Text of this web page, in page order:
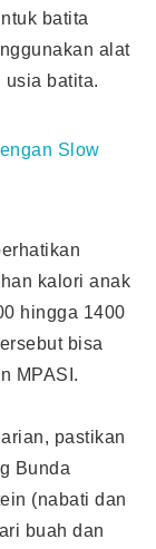
batita
alat
usia batita.
Slow
kalori anak
hingga 1400
bisa
MPASI.
pastikan
Bunda
(nabati dan
buah dan